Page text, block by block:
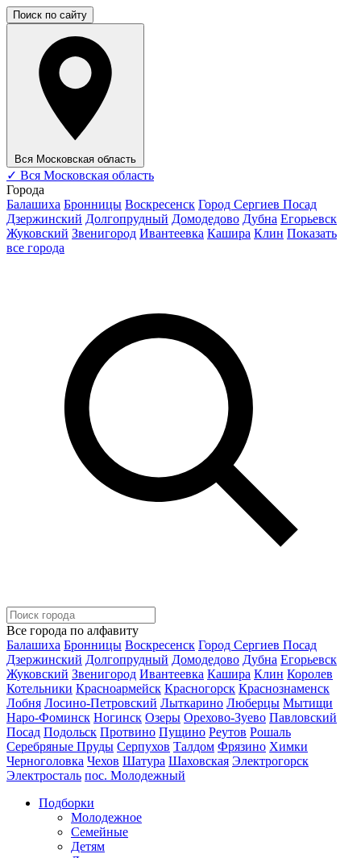
Поиск по сайту
Вся Московская область
✓ Вся Московская область
Города
Балашиха Бронницы Воскресенск Город Сергиев Посад
Дзержинский Долгопрудный Домодедово Дубна Егорьевск
Жуковский Звенигород Ивантеевка Кашира Клин Показать
все города
Все города по алфавиту
Балашиха Бронницы Воскресенск Город Сергиев Посад
Дзержинский Долгопрудный Домодедово Дубна Егорьевск
Жуковский Звенигород Ивантеевка Кашира Клин Королев
Котельники Красноармейск Красногорск Краснознаменск
Лобня Лосино-Петровский Лыткарино Люберцы Мытищи
Наро-Фоминск Ногинск Озеры Орехово-Зуево Павловский
Посад Подольск Протвино Пущино Реутов Рошаль
Серебряные Пруды Серпухов Талдом Фрязино Химки
Черноголовка Чехов Шатура Шаховская Электрогорск
Электросталь пос. Молодежный
Подборки
Молодежное
Семейные
Детям